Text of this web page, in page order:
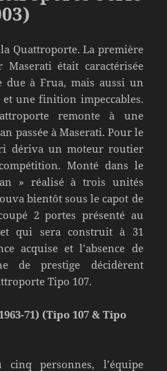
Quattroporte. La première
était caractérisée
due à Frua, mais aussi un
une finition impeccables.
remonte à une
passée à Maserati. Pour le
dériva un moteur routier
Monté dans le
» réalisé à trois unités
bientôt sous le capot de
2 portes présenté au
qui sera construit à 31
acquise et l’absence de
de prestige décidèrent
Tipo 107.
71) (Tipo 107 & Tipo
personnes, l’équipe